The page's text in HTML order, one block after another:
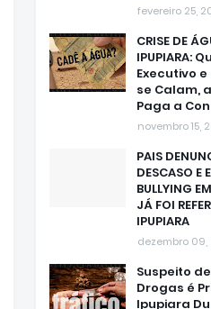
fevereiro 25,
CRISE DE
IPUPIARA:
Executivo
se Calam,
Paga a
novembro 15,
PAIS
DESCASO E
BULLYING
JÁ FOI
IPUPIARA
dezembro 09,
Suspeito
Drogas é
Ipupiara